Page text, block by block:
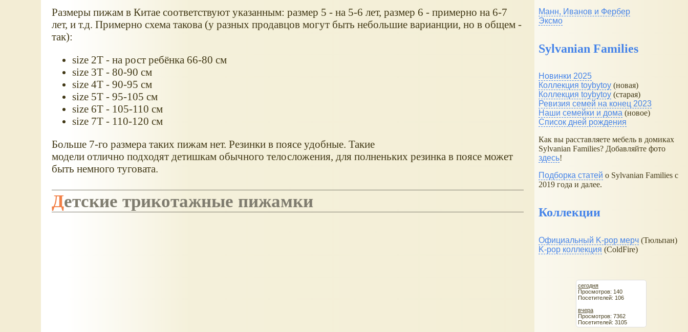
Размеры пижам в Китае соответствуют указанным: размер 5 - на 5-6 лет, размер 6 - примерно на 6-7
лет, и т.д. Примерно схема такова (у разных продавцов могут быть небольшие варианции, но в общем -
так):
size 2T - на рост ребёнка 66-80 см
size 3T - 80-90 см
size 4T - 90-95 см
size 5T - 95-105 см
size 6T - 105-110 см
size 7T - 110-120 см
Больше 7-го размера таких пижам нет. Резинки в поясе удобные. Такие
модели отлично подходят детишкам обычного телосложения, для полненьких резинка в поясе может
быть немного туговата.
Детские трикотажные пижамки
Манн, Иванов и Фербер
Эксмо
Sylvanian Families
Новинки 2025
Коллекция toybytoy (новая)
Коллекция toybytoy (старая)
Ревизия семей на конец 2023
Наши семейки и дома (новое)
Список дней рождения
Как вы расставляете мебель в домиках
Sylvanian Families? Добавляйте фото
здесь!
Подборка статей о Sylvanian Families с
2019 года и далее.
Коллекции
Официальный K-pop мерч (Тюльпан)
K-pop коллекция (ColdFire)
сегодня
Просмотров: 140
Посетителей: 106
вчера
Просмотров: 7362
Посетителей: 3105